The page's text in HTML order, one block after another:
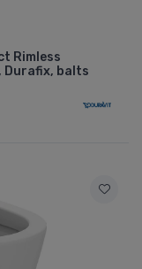
Rimless
Durafix, balts